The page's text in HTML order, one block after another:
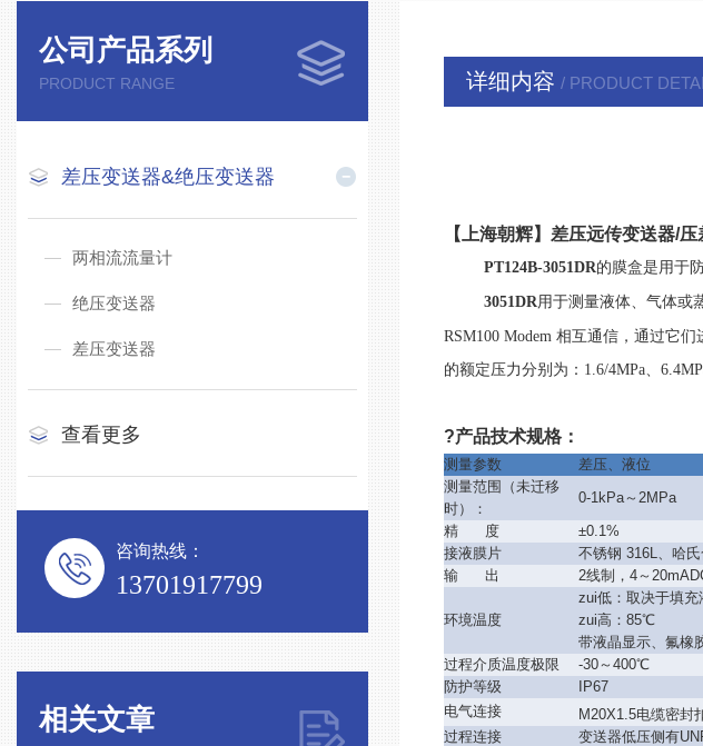
公司产品系列
PRODUCT RANGE
差压变送器&绝压变送器
两相流流量计
绝压变送器
差压变送器
查看更多
咨询热线：
13701917799
相关文章
详细内容 / PRODUCT
【上海朝辉】差压远传变送器/
PT124B-3051DR的膜盒是用于
3051DR用于测量液体、气体或
RSM100 Modem相互通信，通过它们
的额定压力分别为： 1.6/4MPa、
?产品技术规格：
测量参数
差压、液位
测量范围（未迁移
时）：
0-1kPa～2MPa
精 度
±0.1%
接液膜片
不锈钢 316L、哈
输 出
2线制，4～
环境温度
zui低：取决于填充
zui高：85℃
带液晶显示、氟橡
过程介质温度极限
-30～400℃
防护等级
IP67
电气连接
M20X1.5电缆密封
过程连接
变送器低压侧有